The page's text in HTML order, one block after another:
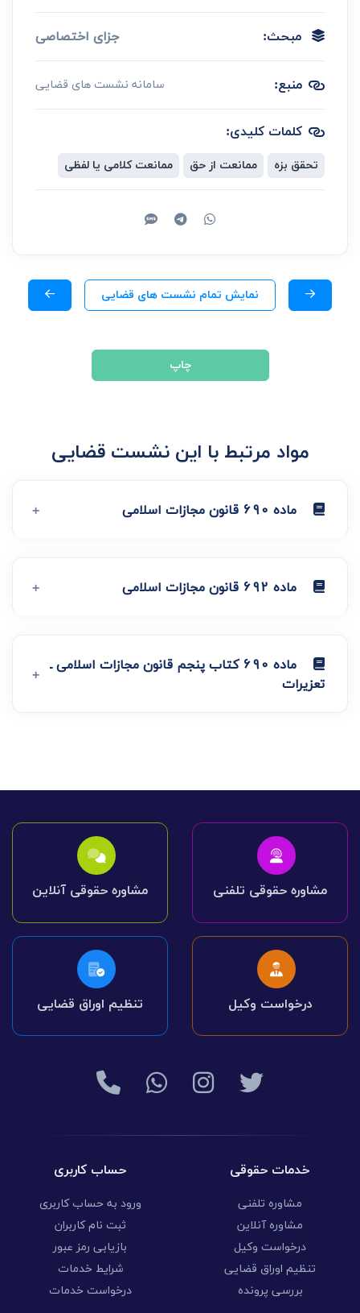
مبحث: جزای اختصاصی
منبع: سامانه نشست های قضایی
کلمات کلیدی:
تحقق بزه ممانعت از حق ممانعت کلامی یا لفظی
نمایش تمام نشست های قضایی
چاپ
مواد مرتبط با این نشست قضایی
ماده 690 قانون مجازات اسلامی
ماده 692 قانون مجازات اسلامی
ماده 690 کتاب پنجم قانون مجازات اسلامی ـ
تعزیرات
مشاوره حقوقی تلفنی مشاوره حقوقی آنلاین
درخواست وکیل تنظیم اوراق قضایی
خدمات حقوقی
مشاوره تلفنی
مشاوره آنلاین
درخواست وکیل
تنظیم اوراق قضایی
بررسی پرونده
حساب کاربری
ورود به حساب کاربری
ثبت نام کاربران
بازیابی رمز عبور
شرایط خدمات
درخواست خدمات